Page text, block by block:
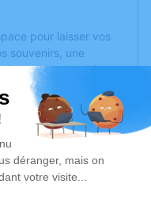
pour laisser vos
souvenirs, une
à travers des poèmes
d'expression dédié à
estdisponible